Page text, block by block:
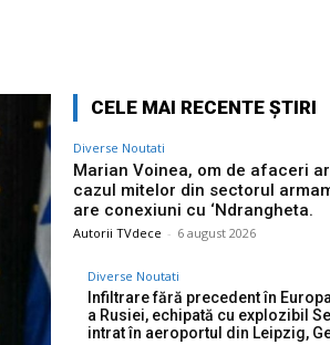
CELE MAI RECENTE ȘTIRI
Diverse Noutati
Marian Voinea, om de afaceri
cazul mitelor din sectorul
are conexiuni cu ‘Ndrangheta.
Autorii TVdece - 6 august 2026
Diverse Noutati
Infiltrare fără precedent în
a Rusiei, echipată cu explozibil
intrat în aeroportul din Leipzig,